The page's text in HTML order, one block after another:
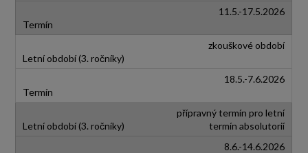
11.5.-17.5.2026
zkouškové období
18.5.-7.6.2026
přípravný termín pro letní
termín absolutorií
8.6.-14.6.2026